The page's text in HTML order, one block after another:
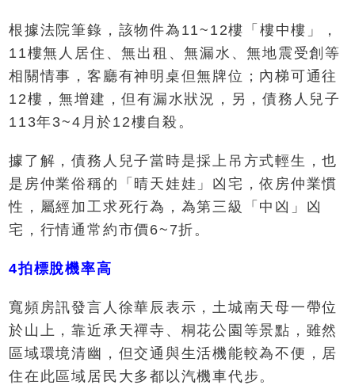
根據法院筆錄，該物件為11~12樓「樓中樓」，
11樓無人居住、無出租、無漏水、無地震受創等
相關情事，客廳有神明桌但無牌位；內梯可通往
12樓，無增建，但有漏水狀況，另，債務人兒子
113年3~4月於12樓自殺。
據了解，債務人兒子當時是採上吊方式輕生，也
是房仲業俗稱的「晴天娃娃」凶宅，依房仲業慣
性，屬經加工求死行為，為第三級「中凶」凶
宅，行情通常約市價6~7折。
4拍標脫機率高
寬頻房訊發言人徐華辰表示，土城南天母一帶位
於山上，靠近承天禪寺、桐花公園等景點，雖然
區域環境清幽，但交通與生活機能較為不便，居
住在此區域居民大多都以汽機車代步。